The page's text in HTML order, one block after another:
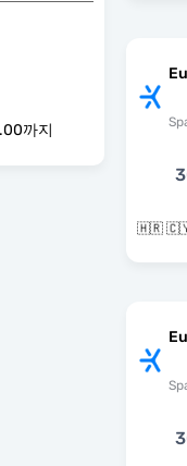
까지